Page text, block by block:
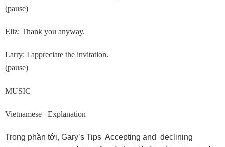
(pause)
Eliz: Thank you anyway.
Larry: I appreciate the invitation.
(pause)
MUSIC
Vietnamese Explanation
Trong phần tới, Gary’s Tips Accepting and declining